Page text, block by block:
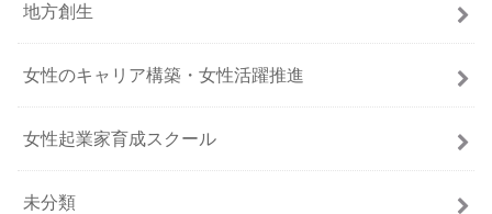
地方創生
女性のキャリア構築・女性活躍推進
女性起業家育成スクール
未分類